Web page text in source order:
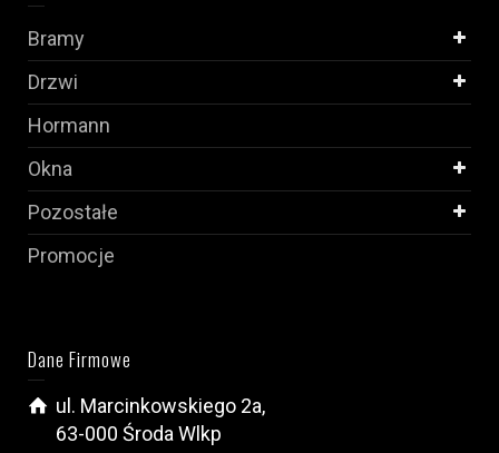
Bramy
Drzwi
Hormann
Okna
Pozostałe
Promocje
Dane Firmowe
ul. Marcinkowskiego 2a,
63-000 Środa Wlkp